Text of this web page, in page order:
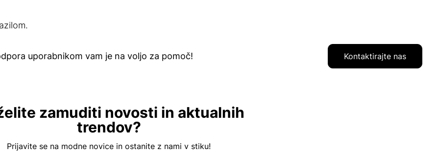
uporabnikom vam je na voljo za pomoč! Kontaktirajte nas
zamuditi novosti in aktualnih
trendov?
Prijavite se na modne novice in ostanite z nami v stiku!